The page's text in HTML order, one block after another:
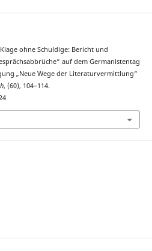
ohne Schuldige: Bericht und
auf dem Germanistentag
„Neue Wege der Literaturvermittlung“
, (60), 104–114.